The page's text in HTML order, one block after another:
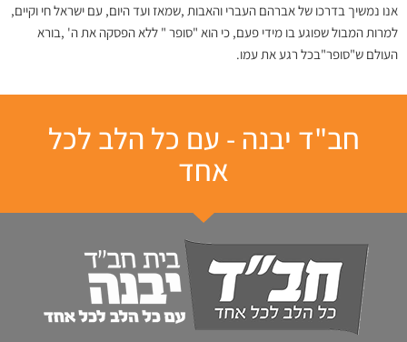
אנו נמשיך בדרכו של אברהם העברי והאבות ,שמאז ועד היום, עם ישראל חי וקיים,
למרות המבול שפוגע בו מידי פעם, כי הוא "סופר " ללא הפסקה את ה' ,בורא
העולם ש"סופר"בכל רגע את עמו.
חב"ד יבנה - עם כל הלב לכל
אחד